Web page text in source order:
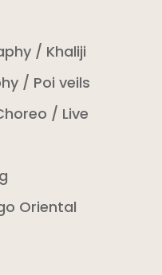
/ Khaliji
/ Poi veils
/ Live
Oriental